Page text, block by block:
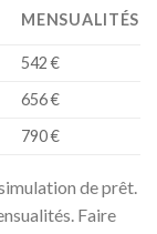
MENSUALITÉS
542 €
656 €
790 €
de prêt.
Faire